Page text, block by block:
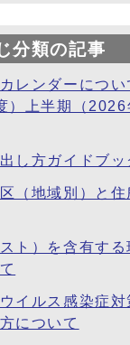
分類の記事
レンダーにつ
）上半期（2026
し方ガイドブッ
（地域別）と住
ト）を含有す
イルス感染症
について